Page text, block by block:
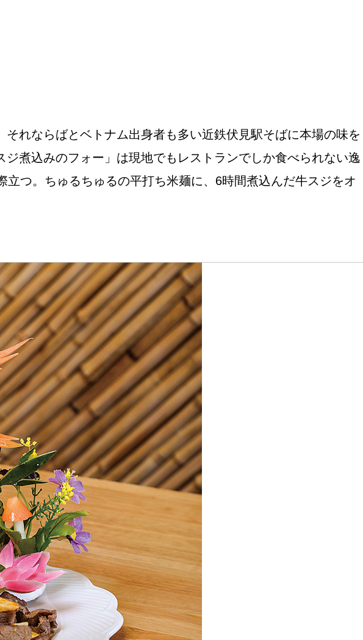
れならばとベトナム出身者も多い近鉄伏見駅そばに本場の味を
煮込みのフォー」は現地でもレストランでしか食べられない逸
つ。ちゅるちゅるの平打ち米麺に、6時間煮込んだ牛スジをオ